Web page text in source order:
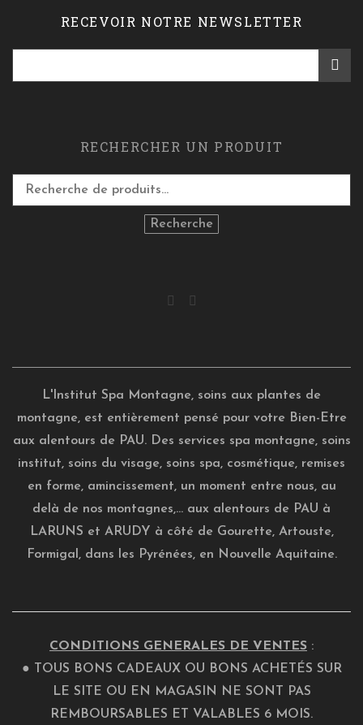
RECEVOIR NOTRE NEWSLETTER
RECHERCHER UN PRODUIT
Recherche
L'Institut Spa Montagne, soins aux plantes de
montagne, est entièrement pensé pour votre Bien-Etre
aux alentours de PAU. Des services spa montagne, soins
institut, soins du visage, soins spa, cosmétique, remises
en forme, amincissement, un moment entre nous, au
delà de nos montagnes,... aux alentours de PAU à
LARUNS et ARUDY à côté de Gourette, Artouste,
Formigal, dans les Pyrénées, en Nouvelle Aquitaine.
CONDITIONS GENERALES DE VENTES :
● TOUS BONS CADEAUX OU BONS ACHETÉS SUR
LE SITE OU EN MAGASIN NE SONT PAS
REMBOURSABLES ET VALABLES 6 MOIS.